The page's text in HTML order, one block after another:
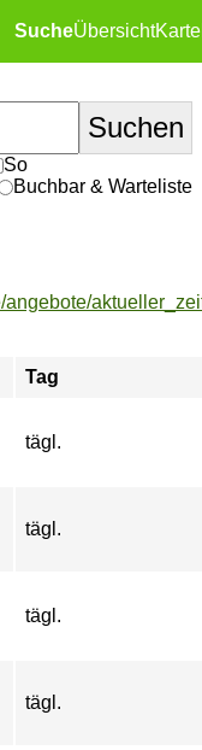
SucheÜbersichtKarte
So
Buchbar & Warteliste
Tag
tägl.
tägl.
tägl.
tägl.